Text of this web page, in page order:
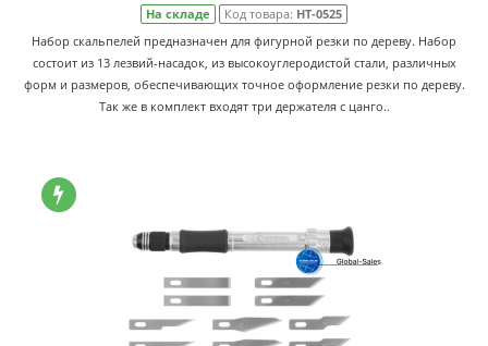
На складе Код товара: HT-0525
Набор скальпелей предназначен для фигурной резки по дереву. Набор
состоит из 13 лезвий-насадок, из высокоуглеродистой стали, различных
форм и размеров, обеспечивающих точное оформление резки по дереву.
Так же в комплект входят три держателя с цанго..